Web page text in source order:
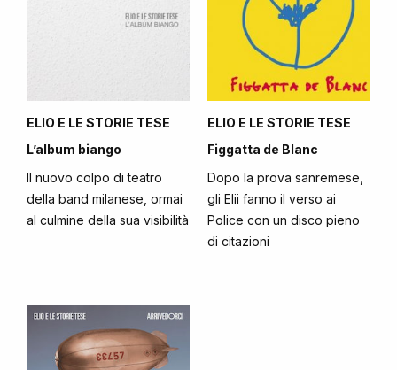
ELIO E LE STORIE TESE
L’album biango
Il nuovo colpo di teatro
della band milanese, ormai
al culmine della sua visibilità
ELIO E LE STORIE TESE
Figgatta de Blanc
Dopo la prova sanremese,
gli Elii fanno il verso ai
Police con un disco pieno
di citazioni